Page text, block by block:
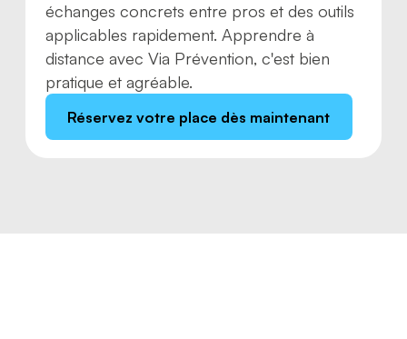
échanges concrets entre pros et des outils
applicables rapidement. Apprendre à
distance avec Via Prévention, c'est bien
pratique et agréable.
Réservez votre place dès maintenant